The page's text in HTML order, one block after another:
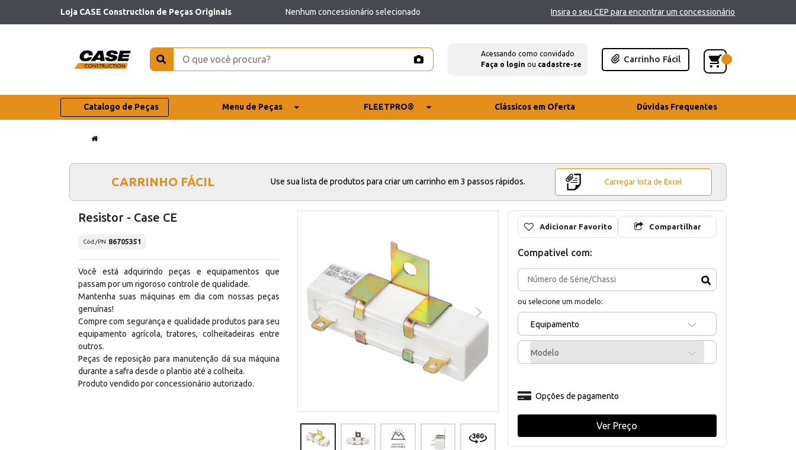
Loja CASE Construction de Peças Originais Nenhum concessionário selecionado Insira o seu CEP para encontrar um concessionário
Acessando como convidado
Faça o login ou cadastre-se
Carrinho Fácil
Catalogo de Peças Menu de Peças FLEETPRO® Clássicos em Oferta Dúvidas Frequentes
CARRINHO FÁCIL Use sua lista de produtos para criar um carrinho em 3 passos rápidos. Carregar lista de Excel
Resistor - Case CE
Cód./PN 86705351
Você está adquirindo peças e equipamentos que
passam por um rigoroso controle de qualidade.
Mantenha suas máquinas em dia com nossas peças
genuínas!
Compre com segurança e qualidade produtos para seu
equipamento agrícola, tratores, colheitadeiras entre
outros.
Peças de reposição para manutenção dá sua máquina
durante a safra desde o plantio até a colheita.
Produto vendido por concessionário autorizado.
Adicionar Favorito Compartilhar
Compativel com:
ou selecione um modelo:
Equipamento
Modelo
Opções de pagamento
Ver Preço